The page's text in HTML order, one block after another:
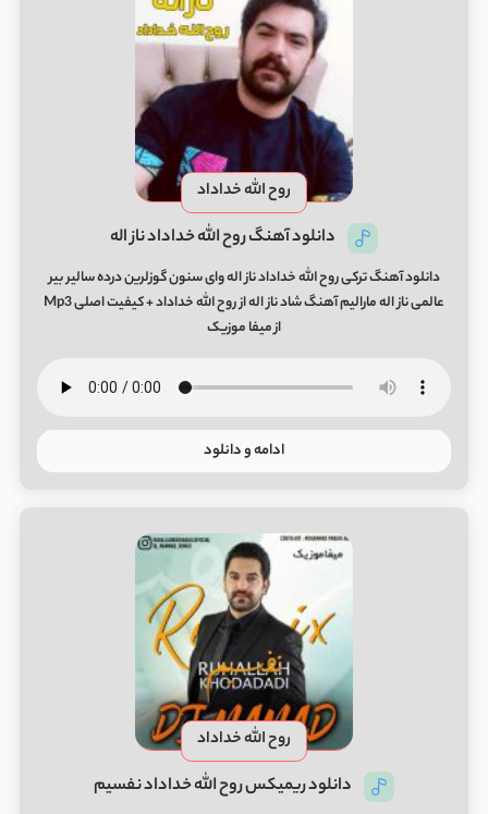
روح الله خداداد
دانلود آهنگ روح الله خداداد ناز اله
دانلود آهنگ ترکی روح الله خداداد ناز اله وای سنون گوزلرین درده سالیر بیر
عالمی ناز اله مارالیم آهنگ شاد ناز اله از روح الله خداداد + کیفیت اصلی Mp3
از میفا موزیک
ادامه و دانلود
روح الله خداداد
دانلود ریمیکس روح الله خداداد نفسیم